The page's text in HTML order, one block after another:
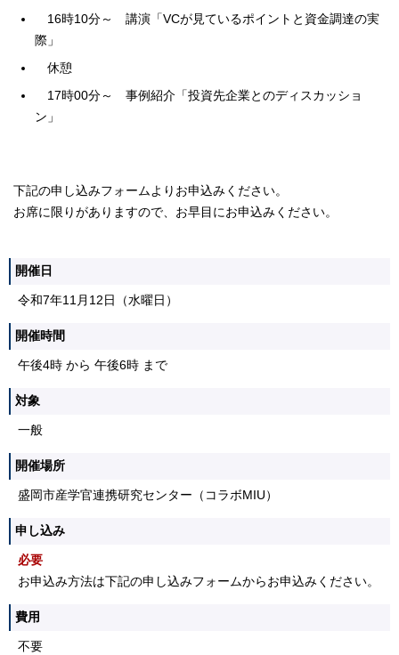
16時10分～ 講演「VCが見ているポイントと資金調達の実
際」
休憩
17時00分～ 事例紹介「投資先企業とのディスカッショ
ン」
下記の申し込みフォームよりお申込みください。
お席に限りがありますので、お早目にお申込みください。
開催日
令和7年11月12日（水曜日）
開催時間
午後4時 から 午後6時 まで
対象
一般
開催場所
盛岡市産学官連携研究センター（コラボMIU）
申し込み
必要
お申込み方法は下記の申し込みフォームからお申込みください。
費用
不要